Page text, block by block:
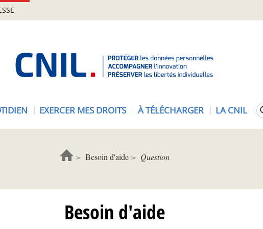
EXERCER MES DROITS À TÉLÉCHARGER LA CNIL
Besoin d'aide Question
Besoin d'aide